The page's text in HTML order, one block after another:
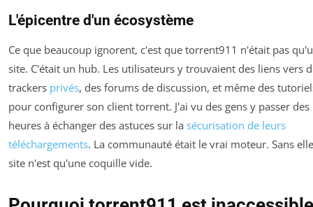
L'épicentre d'un écosystème
Ce que beaucoup ignorent, c'est que torrent911 n'était pas
site. C'était un hub. Les utilisateurs y trouvaient des liens vers
trackers privés, des forums de discussion, et même des
pour configurer son client torrent. J'ai vu des gens y passer des
heures à échanger des astuces sur la sécurisation de leurs
téléchargements. La communauté était le vrai moteur. Sans
site n'est qu'une coquille vide.